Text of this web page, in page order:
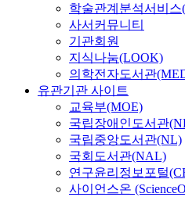
학술관계분석서비스
사서커뮤니티
기관회원
지식나눔(LOOK)
의학전자도서관
유관기관 사이트
교육부(MOE)
국립장애인도서관
국립중앙도서관(NL)
국회도서관(NAL)
연구윤리정보포털
사이언스온